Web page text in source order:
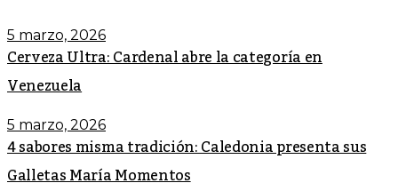
5 marzo, 2026
Cerveza Ultra: Cardenal abre la categoría en
Venezuela
5 marzo, 2026
4 sabores misma tradición: Caledonia presenta sus
Galletas María Momentos